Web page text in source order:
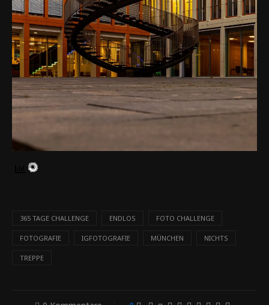
365 TAGE CHALLENGE ENDLOS FOTO CHALLENGE
FOTOGRAFIE IGFOTOGRAFIE MÜNCHEN NICHTS
TREPPE